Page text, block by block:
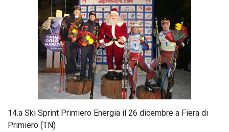
14.a Ski Sprint Primiero Energia il 26 dicembre a Fiera di
Primiero (TN)